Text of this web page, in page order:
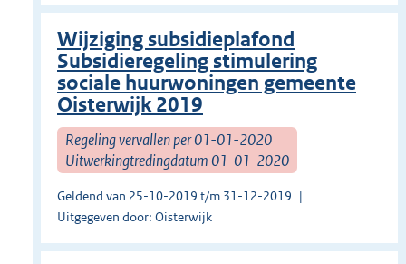
Wijziging subsidieplafond
Subsidieregeling stimulering
sociale huurwoningen gemeente
Oisterwijk 2019
Regeling vervallen per 01-01-2020
Uitwerkingtredingdatum 01-01-2020
Geldend van 25-10-2019 t/m 31-12-2019
Uitgegeven door: Oisterwijk